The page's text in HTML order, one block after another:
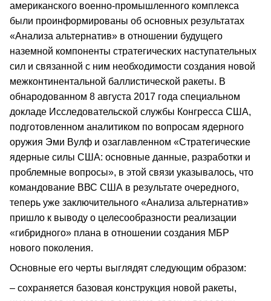
американского военно-промышленного комплекса
были проинформированы об основных результатах
«Анализа альтернатив» в отношении будущего
наземной компоненты стратегических наступательных
сил и связанной с ним необходимости создания новой
межконтинентальной баллистической ракеты. В
обнародованном 8 августа 2017 года специальном
докладе Исследовательской службы Конгресса США,
подготовленном аналитиком по вопросам ядерного
оружия Эми Вулф и озаглавленном «Стратегические
ядерные силы США: основные данные, разработки и
проблемные вопросы», в этой связи указывалось, что
командование ВВС США в результате очередного,
теперь уже заключительного «Анализа альтернатив»
пришло к выводу о целесообразности реализации
«гибридного» плана в отношении создания МБР
нового поколения.
Основные его черты выглядят следующим образом:
– сохраняется базовая конструкция новой ракеты,